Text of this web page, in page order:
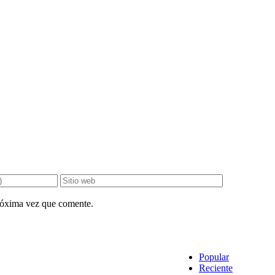
vez que comente.
Popular
Reciente